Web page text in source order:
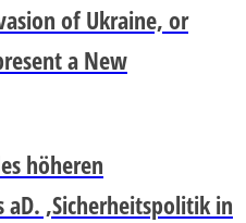
of Ukraine, or
a New
höheren
‚Sicherheitspolitik in